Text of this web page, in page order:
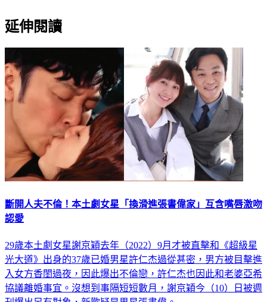
延伸閱讀
斷開人夫不倫！本土劇女星「換滑進張書偉家」互含嘴唇激吻
認愛
29歲本土劇女星謝京穎去年（2022）9月才被直擊和《超級星
光大道》出身的37歲已婚男星許仁杰過從甚密，男方被目擊進
入女方香閨過夜，因此爆出不倫戀，許仁杰也因此和老婆亞希
協議離婚事宜。沒想到事隔短短數月，謝京穎今（10）日被週